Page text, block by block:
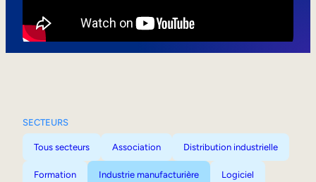
SECTEURS
Tous secteurs Association Distribution industrielle
Formation Industrie manufacturière Logiciel